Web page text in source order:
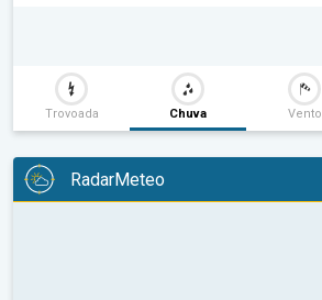
Trovoada Chuva Vento
RadarMeteo